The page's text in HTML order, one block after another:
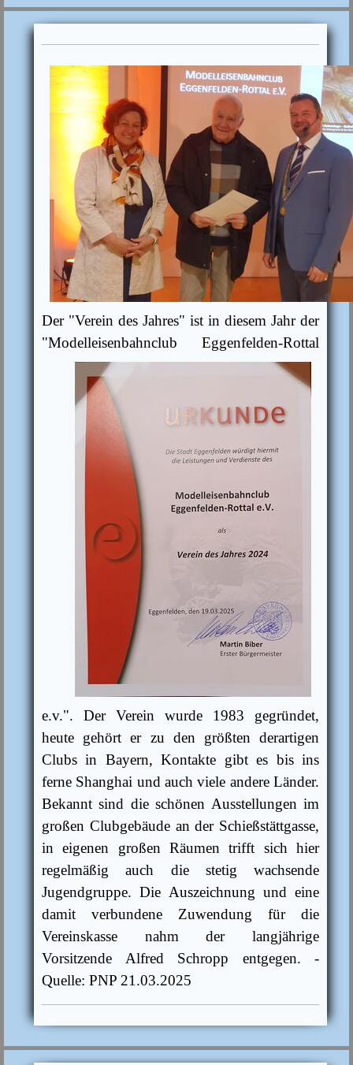
Der "Verein des Jahres" ist in diesem Jahr der
"Modelleisenbahnclub Eggenfelden-Rottal
e.v.". Der Verein wurde 1983 gegründet,
heute gehört er zu den größten derartigen
Clubs in Bayern, Kontakte gibt es bis ins
ferne Shanghai und auch viele andere Länder.
Bekannt sind die schönen Ausstellungen im
großen Clubgebäude an der Schießstättgasse,
in eigenen großen Räumen trifft sich hier
regelmäßig auch die stetig wachsende
Jugendgruppe. Die Auszeichnung und eine
damit verbundene Zuwendung für die
Vereinskasse nahm der langjährige
Vorsitzende Alfred Schropp entgegen. -
Quelle: PNP 21.03.2025